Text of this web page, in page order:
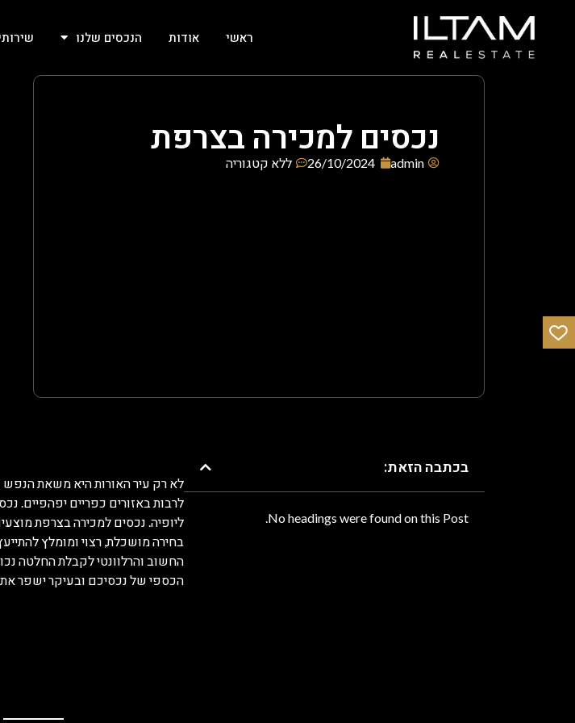
ראשי אודות הנכסים שלנו
נכסים למכירה בצרפת
admin
26/10/2024 ללא קטגוריה
בכתבה הזאת:
No headings were found on this Post.
לא רק עיר האורות היא משאת
לרבות באזורים כפריים יפהפיים.
ליופיה. נכסים למכירה בצרפת
בחירה מושכלת, רצוי ומומלץ
החשוב והרלוונטי לקבלת החלטה
הכספי של נכסיכם ובעיקר ישפר